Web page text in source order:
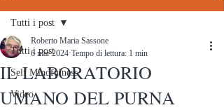
Tutti i post
Self Mindfulness
Video
Tutti i post
IL LABORATORIO
UMANO DEL PURNA
Roberto Maria Sassone
6 mar 2024 Tempo di lettura: 1 min